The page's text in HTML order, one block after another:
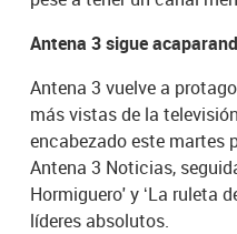
Antena 3 sigue
Antena 3 vuelve a
más vistas de la
encabezado este martes
Antena 3 Noticias,
Hormiguero' y ‘La ruleta
líderes absolutos.